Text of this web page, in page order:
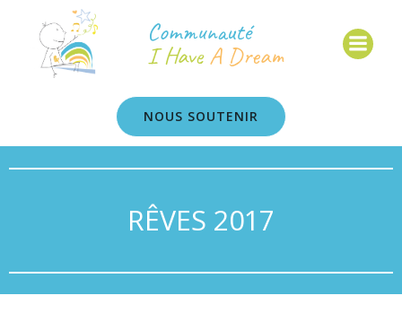
Communauté
I Have A Dream
NOUS SOUTENIR
RÊVES 2017